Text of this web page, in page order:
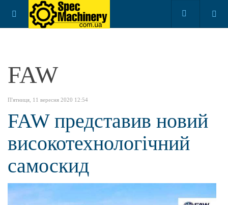
FAW
П'ятниця, 11 вересня 2020 12:54
FAW представив новий
високотехнологічний
самоскид